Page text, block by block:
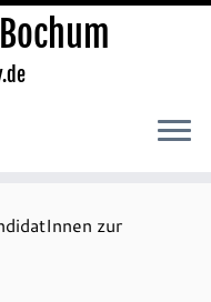
zur